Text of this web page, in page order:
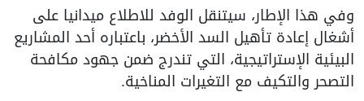
وفي هذا الإطار، سيتنقل الوفد للاطلاع ميدانيا على
أشغال إعادة تأهيل السد الأخضر، باعتباره أحد المشاريع
البيئية الإستراتيجية، التي تندرج ضمن جهود مكافحة
التصحر والتكيف مع التغيرات المناخية.